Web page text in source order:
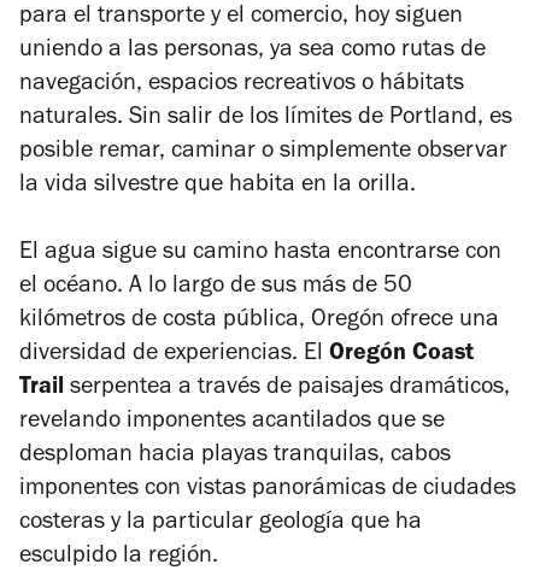
para el transporte y el comercio, hoy siguen
uniendo a las personas, ya sea como rutas de
navegación, espacios recreativos o hábitats
naturales. Sin salir de los límites de Portland, es
posible remar, caminar o simplemente observar
la vida silvestre que habita en la orilla.
El agua sigue su camino hasta encontrarse con
el océano. A lo largo de sus más de 50
kilómetros de costa pública, Oregón ofrece una
diversidad de experiencias. El Oregón Coast
Trail serpentea a través de paisajes dramáticos,
revelando imponentes acantilados que se
desploman hacia playas tranquilas, cabos
imponentes con vistas panorámicas de ciudades
costeras y la particular geología que ha
esculpido la región.